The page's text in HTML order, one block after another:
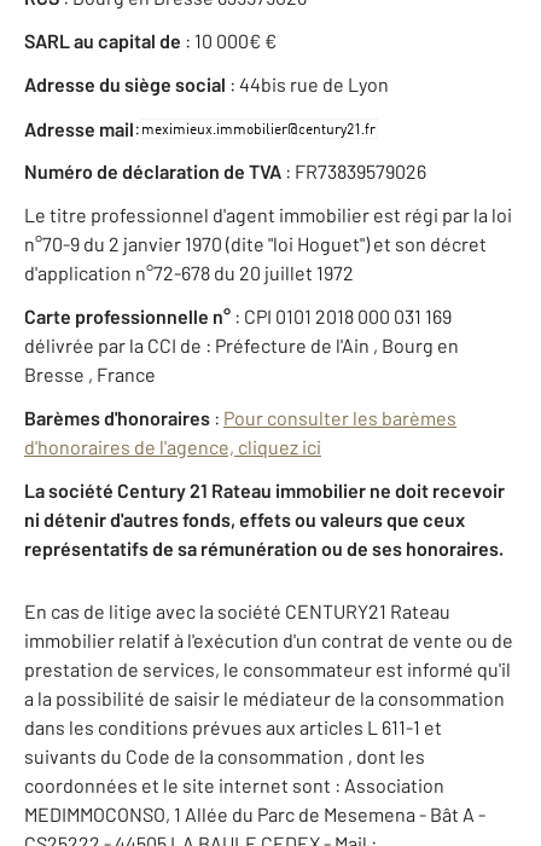
SARL au capital de : 10 000€ €
Adresse du siège social : 44bis rue de Lyon
Adresse mail:
Numéro de déclaration de TVA : FR73839579026
Le titre professionnel d'agent immobilier est régi par la loi
n°70-9 du 2 janvier 1970 (dite "loi Hoguet") et son décret
d'application n°72-678 du 20 juillet 1972
Carte professionnelle n° : CPI 0101 2018 000 031 169
délivrée par la CCI de : Préfecture de l'Ain , Bourg en
Bresse , France
Barèmes d'honoraires : Pour consulter les barèmes
d'honoraires de l'agence, cliquez ici
La société Century 21 Rateau immobilier ne doit recevoir
ni détenir d'autres fonds, effets ou valeurs que ceux
représentatifs de sa rémunération ou de ses honoraires.
En cas de litige avec la société CENTURY21 Rateau
immobilier relatif à l'exécution d'un contrat de vente ou de
prestation de services, le consommateur est informé qu'il
a la possibilité de saisir le médiateur de la consommation
dans les conditions prévues aux articles L 611-1 et
suivants du Code de la consommation , dont les
coordonnées et le site internet sont : Association
MEDIMMOCONSO, 1 Allée du Parc de Mesemena - Bât A -